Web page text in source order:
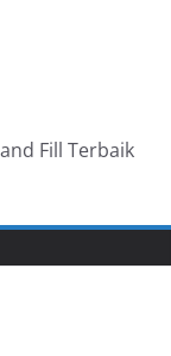
Fill Terbaik